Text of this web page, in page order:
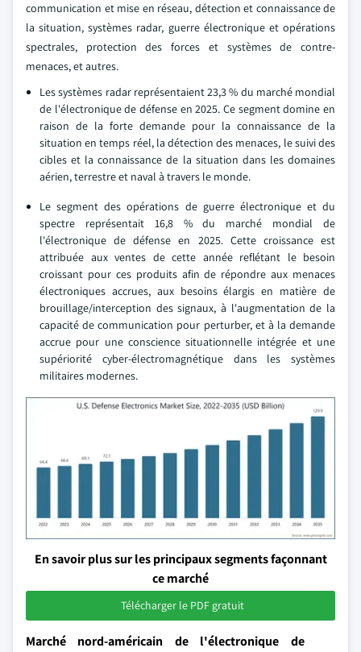
communication et mise en réseau, détection et connaissance de
la situation, systèmes radar, guerre électronique et opérations
spectrales, protection des forces et systèmes de contre-
menaces, et autres.
Les systèmes radar représentaient 23,3 % du marché mondial
de l'électronique de défense en 2025. Ce segment domine en
raison de la forte demande pour la connaissance de la
situation en temps réel, la détection des menaces, le suivi des
cibles et la connaissance de la situation dans les domaines
aérien, terrestre et naval à travers le monde.
Le segment des opérations de guerre électronique et du
spectre représentait 16,8 % du marché mondial de
l'électronique de défense en 2025. Cette croissance est
attribuée aux ventes de cette année reflétant le besoin
croissant pour ces produits afin de répondre aux menaces
électroniques accrues, aux besoins élargis en matière de
brouillage/interception des signaux, à l'augmentation de la
capacité de communication pour perturber, et à la demande
accrue pour une conscience situationnelle intégrée et une
supériorité cyber-électromagnétique dans les systèmes
militaires modernes.
En savoir plus sur les principaux segments façonnant
ce marché
Télécharger le PDF gratuit
Marché nord-américain de l'électronique de